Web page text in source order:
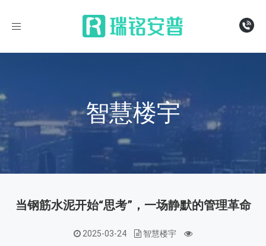
导
智慧楼宇
当钢筋水泥开始“思考”，一场静默的管理革命
2025-03-24 智慧楼宇